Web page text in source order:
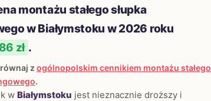
montażu stałego słupka
w Białymstoku w 2026 roku
zł .
z ogólnopolskim cennikiem montażu stałego
.
w Białymstoku jest nieznacznie droższy i